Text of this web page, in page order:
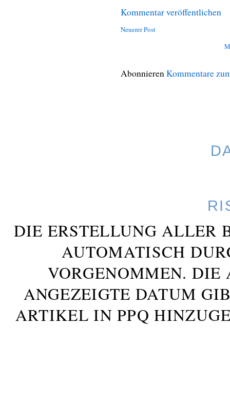
Kommentar veröffentlichen
Neuerer Post
AbonnierenKommentare
DIE ERSTELLUNG ALLER
AUTOMATISCH
VORGENOMMEN. DIE
ANGEZEIGTE DATUM
ARTIKEL IN PPQ